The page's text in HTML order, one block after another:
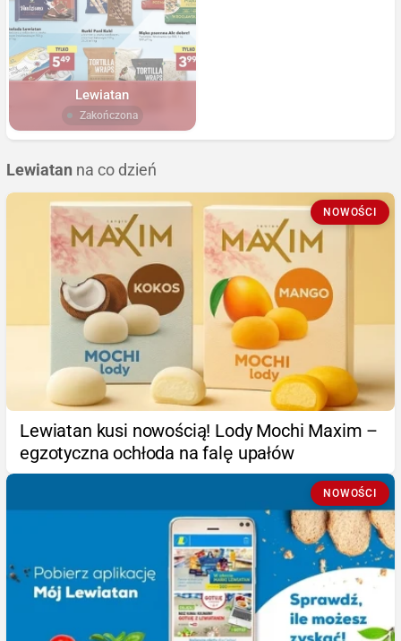
Lewiatan
Zakończona
Lewiatan na co dzień
NOWOŚCI
Lewiatan kusi nowością! Lody Mochi Maxim –
egzotyczna ochłoda na falę upałów
NOWOŚCI